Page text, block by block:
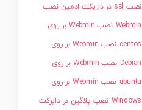
نصب ssl در داریکت ادمین
نصب
Webmin
نصب Webmin بر روی
centos
نصب Webmin بر روی
Debian
نصب Webmin بر روی
ubuntu
نصب Webmin بر روی
Windows نصب پلاگین در دایرکت